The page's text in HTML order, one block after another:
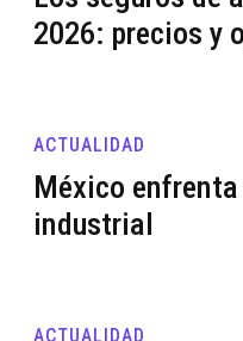
2026: precios y
ACTUALIDAD
México
industrial
ACTUALIDAD